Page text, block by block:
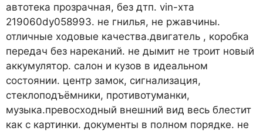
автотека прозрачная, без дтп. vin-хта
219060dy058993. не гнилья, не ржавчины.
отличные ходовые качества.двигатель , коробка
передач без нареканий. не дымит не троит новый
аккумулятор. салон и кузов в идеальном
состоянии. центр замок, сигнализация,
стеклоподъёмники, противотуманки,
музыка.превосходный внешний вид весь блестит
как с картинки. документы в полном порядке. не